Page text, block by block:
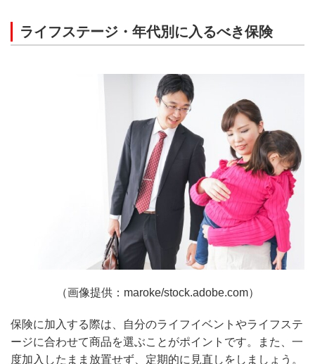
ライフステージ・年代別に入るべき保険
（画像提供：maroke/stock.adobe.com）
保険に加入する際は、自分のライフイベントやライフステ
ージに合わせて商品を選ぶことがポイントです。また、一
度加入したまま放置せず、定期的に見直しをしましょう。